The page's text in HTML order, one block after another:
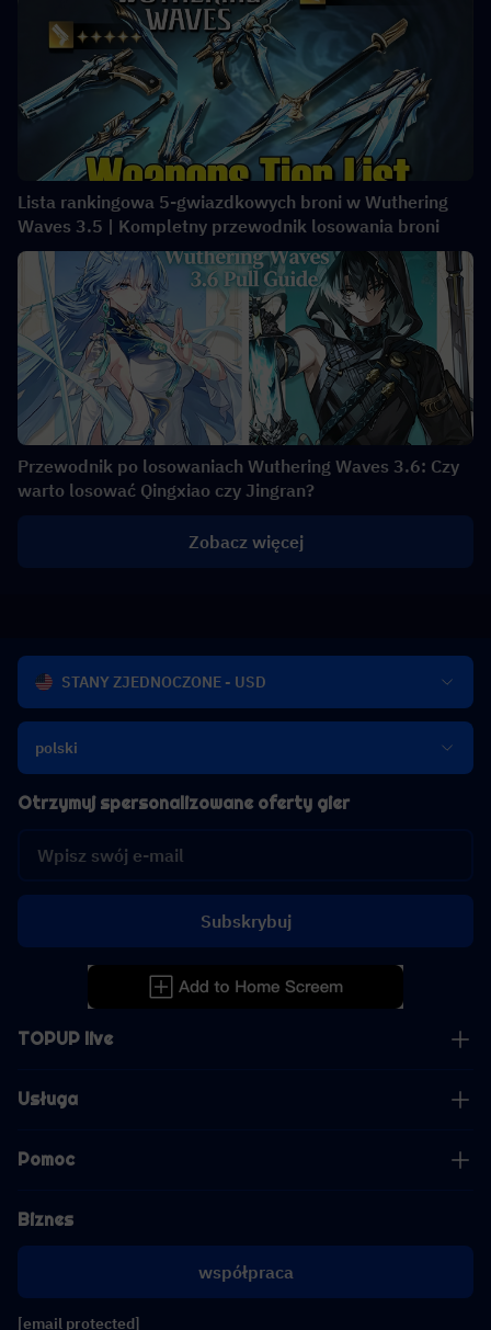
Lista rankingowa 5-gwiazdkowych broni w Wuthering
Waves 3.5 | Kompletny przewodnik losowania broni
Przewodnik po losowaniach Wuthering Waves 3.6: Czy
warto losować Qingxiao czy Jingran?
Zobacz więcej
STANY ZJEDNOCZONE - USD
polski
TOPUP live
Usługa
Pomoc
Biznes
współpraca
[email protected]
Otrzymuj spersonalizowane oferty gier
Subskrybuj